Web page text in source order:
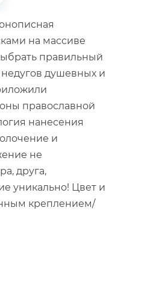
на массиве
правильный
недугов душевных и
православной
нанесения
и
не
друга,
уникально! Цвет и
креплением/